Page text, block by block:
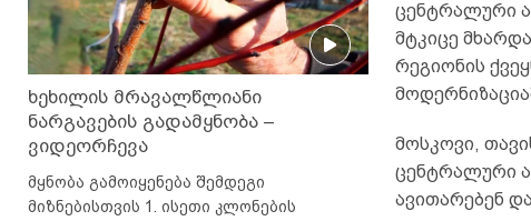
ცენტრალური
მტკიცე
რეგიონის
მოსკოვი,
ცენტრალური
ავითარებენ
ხეხილის მრავალწლიანი
ნარგავების გადამყნობა –
ვიდეორჩევა
მყნობა გამოიყენება შემდეგი
მიზნებისთვის 1. ისეთი კლონების